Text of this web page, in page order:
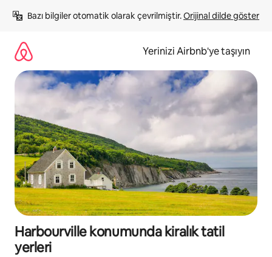
atla
Bazı bilgiler otomatik olarak çevrilmiştir. Orijinal dilde göster
Yerinizi Airbnb'ye taşıyın
Harbourville konumunda kiralık tatil
yerleri